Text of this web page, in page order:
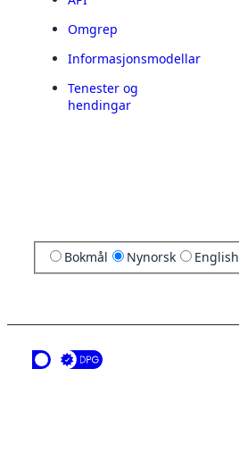
Omgrep
Informasjonsmodellar
Tenester og
hendingar
Bokmål Nynorsk English